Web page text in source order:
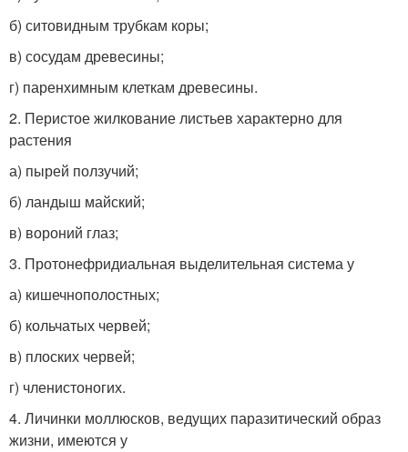
б) ситовидным трубкам коры;
в) сосудам древесины;
г) паренхимным клеткам древесины.
2. Перистое жилкование листьев характерно для
растения
а) пырей ползучий;
б) ландыш майский;
в) вороний глаз;
3. Протонефридиальная выделительная система у
а) кишечнополостных;
б) кольчатых червей;
в) плоских червей;
г) членистоногих.
4. Личинки моллюсков, ведущих паразитический образ
жизни, имеются у